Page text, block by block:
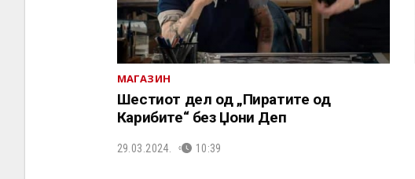
МАГАЗИН
Шестиот дел од „Пиратите од
Карибите“ без Џони Деп
29.03.2024. 10:39